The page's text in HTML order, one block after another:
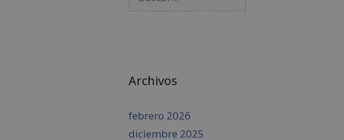
EMPLEO Y ESTANCIAS FORMATIVAS CONÓCENOS
Archivos
febrero 2026
diciembre 2025